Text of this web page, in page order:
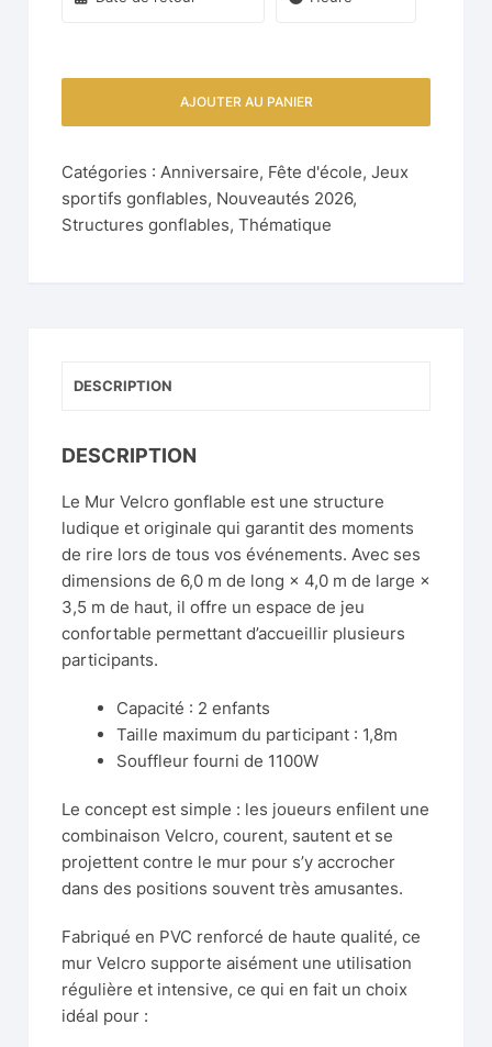
AJOUTER AU PANIER
Catégories : Anniversaire, Fête d'école, Jeux
sportifs gonflables, Nouveautés 2026,
Structures gonflables, Thématique
DESCRIPTION
DESCRIPTION
Le Mur Velcro gonflable est une structure
ludique et originale qui garantit des moments
de rire lors de tous vos événements. Avec ses
dimensions de 6,0 m de long × 4,0 m de large ×
3,5 m de haut, il offre un espace de jeu
confortable permettant d’accueillir plusieurs
participants.
Capacité : 2 enfants
Taille maximum du participant : 1,8m
Souffleur fourni de 1100W
Le concept est simple : les joueurs enfilent une
combinaison Velcro, courent, sautent et se
projettent contre le mur pour s’y accrocher
dans des positions souvent très amusantes.
Fabriqué en PVC renforcé de haute qualité, ce
mur Velcro supporte aisément une utilisation
régulière et intensive, ce qui en fait un choix
idéal pour :